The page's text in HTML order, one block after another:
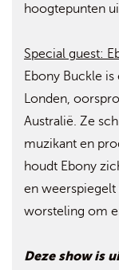
hoogtepunten
Special guest:
Ebony Buckle
Londen,
Australië. Ze
muzikant en
houdt Ebony
en
worsteling om
Deze show is